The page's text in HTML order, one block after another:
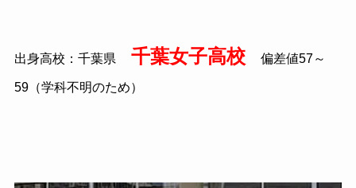
出身高校：千葉県 千葉女子高校 偏差値57～
59（学科不明のため）